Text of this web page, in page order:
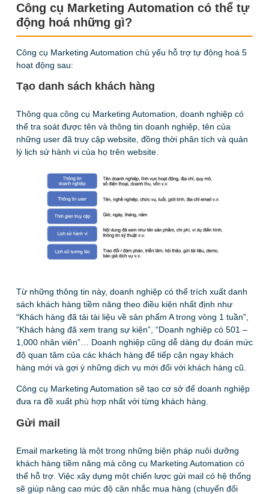
Công cụ Marketing Automation có thể tự
động hoá những gì?
Công cụ Marketing Automation chủ yếu hỗ trợ tự động hoá 5
hoạt động sau:
Tạo danh sách khách hàng
Thông qua công cụ Marketing Automation, doanh nghiệp có
thể tra soát được tên và thông tin doanh nghiệp, tên của
những user đã truy cập website, đồng thời phân tích và quản
lý lịch sử hành vi của họ trên website.
Từ những thông tin này, doanh nghiệp có thể trích xuất danh
sách khách hàng tiềm năng theo điều kiện nhất định như
“Khách hàng đã tải tài liệu về sản phẩm A trong vòng 1 tuần”,
“Khách hàng đã xem trang sự kiện”, “Doanh nghiệp có 501 –
1,000 nhân viên”… Doanh nghiệp cũng dễ dàng dự đoán mức
độ quan tâm của các khách hàng để tiếp cận ngay khách
hàng mới và gợi ý những dịch vụ mới đối với khách hàng cũ.
Công cụ Marketing Automation sẽ tạo cơ sở để doanh nghiệp
đưa ra đề xuất phù hợp nhất với từng khách hàng.
Gửi mail
Email marketing là một trong những biện pháp nuôi dưỡng
khách hàng tiềm năng mà công cụ Marketing Automation có
thể hỗ trợ. Việc xây dựng một chiến lược gửi mail có hệ thống
sẽ giúp nâng cao mức độ cân nhắc mua hàng (chuyển đổi